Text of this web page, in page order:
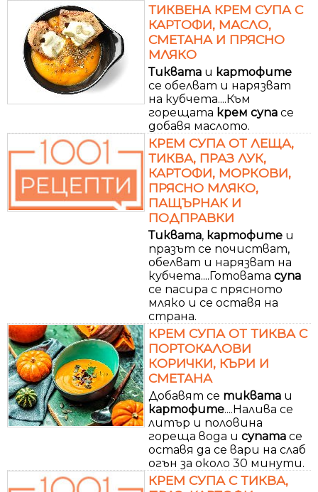
ТИКВЕНА КРЕМ СУПА С
КАРТОФИ, МАСЛО,
СМЕТАНА И ПРЯСНО
МЛЯКО
Тиквата и картофите
се обелват и нарязват
на кубчета....Към
горещата крем супа се
добавя маслото.
КРЕМ СУПА ОТ ЛЕЩА,
ТИКВА, ПРАЗ ЛУК,
КАРТОФИ, МОРКОВИ,
ПРЯСНО МЛЯКО,
ПАЩЪРНАК И
ПОДПРАВКИ
Тиквата, картофите и
празът се почистват,
обелват и нарязват на
кубчета....Готовата супа
се пасира с прясното
мляко и се оставя на
страна.
КРЕМ СУПА ОТ ТИКВА С
ПОРТОКАЛОВИ
КОРИЧКИ, КЪРИ И
СМЕТАНА
Добавят се тиквата и
картофите....Налива се
литър и половина
гореща вода и супата се
оставя да се вари на слаб
огън за около 30 минути.
КРЕМ СУПА С ТИКВА,